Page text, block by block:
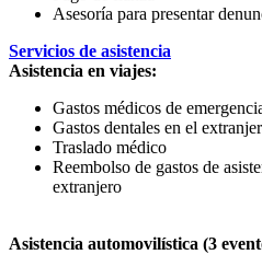
Asesoría para presentar
Servicios de asistencia
Asistencia en viajes:
Gastos médicos de
Gastos dentales en el
Traslado médico
Reembolso de gastos de
extranjero
Asistencia automovilística (3